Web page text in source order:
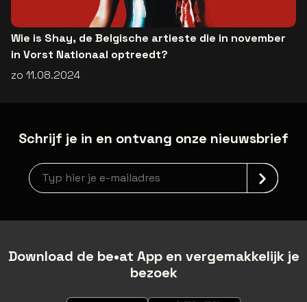
Wie is Shay, de Belgische artieste die in november
in Vorst Nationaal optreedt?
zo 11.08.2024
Schrijf je in en ontvang onze nieuwsbrief
Nieuwsbrief aanmelding
Download de be•at App en vergemakkelijk je
bezoek